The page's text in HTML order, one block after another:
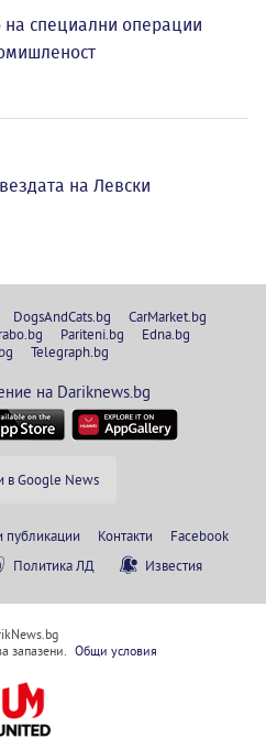
на специални операции
на Левски
DogsAndCats.bg
CarMarket.bg
Pariteni.bg
Edna.bg
Telegraph.bg
на Dariknews.bg
в Google News
публикации Контакти
Facebook
Политика ЛД Известия
запазени.
Общи условия